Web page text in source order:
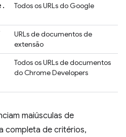
.
Todos os URLs do Google
URLs de documentos de
extensão
Todos os URLs de documentos
do Chrome Developers
maiúsculas de
completa de critérios,